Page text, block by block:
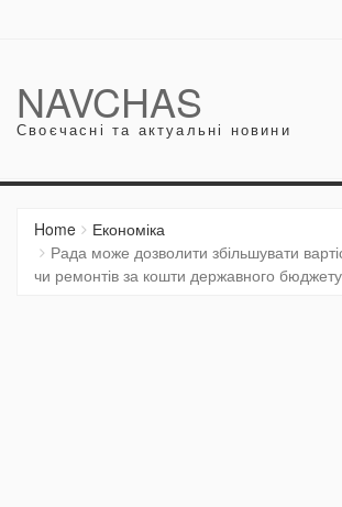
NAVCHAS
Своєчасні та актуальні новини
Home
Економіка
Рада може дозволити збільшувати
чи ремонтів за кошти державного